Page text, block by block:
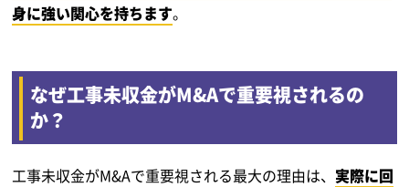
身に強い関心を持ちます。
なぜ工事未収金がM&Aで重要視されるの
か？
工事未収金がM&Aで重要視される最大の理由は、 実際に回